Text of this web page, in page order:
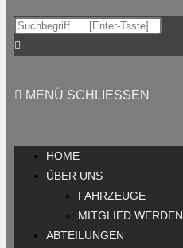
MENÜ SCHLIESSEN
HOME
ÜBER UNS
FAHRZEUGE
MITGLIED WERDEN
ABTEILUNGEN